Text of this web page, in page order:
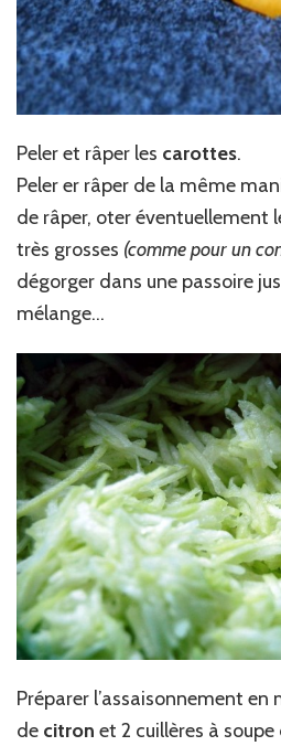
Peler et râper les carottes.
Peler er râper de la même
de râper, oter éventuellement
très grosses (comme pour un
dégorger dans une passoire
mélange…
Préparer l’assaisonnement en
de citron et 2 cuillères à soupe